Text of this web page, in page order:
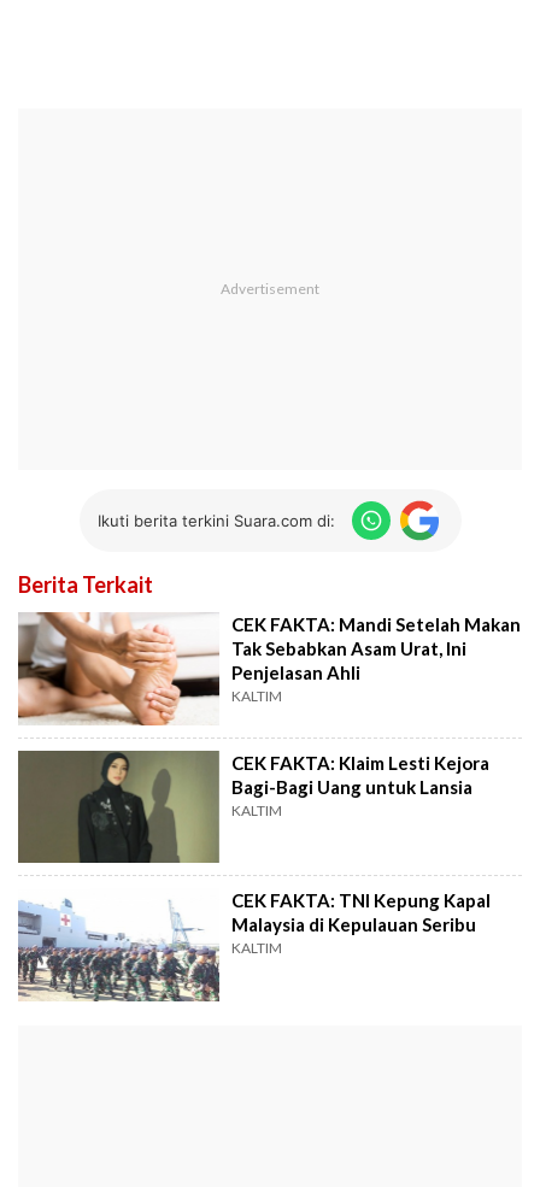
Ikuti berita terkini Suara.com di:
Berita Terkait
CEK FAKTA: Mandi Setelah Makan
Tak Sebabkan Asam Urat, Ini
Penjelasan Ahli
KALTIM
CEK FAKTA: Klaim Lesti Kejora
Bagi-Bagi Uang untuk Lansia
KALTIM
CEK FAKTA: TNI Kepung Kapal
Malaysia di Kepulauan Seribu
KALTIM